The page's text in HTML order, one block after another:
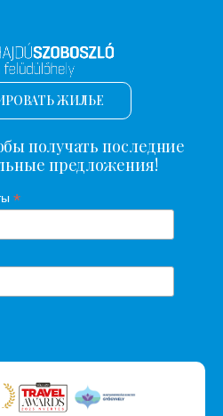
ЖИЛЬЕ
получать последние
предложения!
*